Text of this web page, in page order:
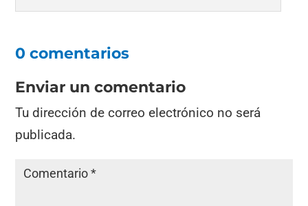
0 comentarios
Enviar un comentario
Tu dirección de correo electrónico no será
publicada.